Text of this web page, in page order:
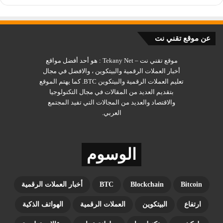
الربحية الآجلة لسنة واحدة 57.44.
السنوية تبلغ 0.50 دولار.
والآن، ينتظر المستثمرون بفارغ الصبر أن تنشر شركة إنتل نتائجها
السوق.
شركة مايكروسوفت ( MSFT)
عن موقع تقني نت
موقع تقني نت – Tekany Net : هو أحد أفضل مواقع
أخبار العملات الرقمية والبيتكوين ، والافضل في مجال
تعليم العملات الرقمية والبيتكوين BTC. كما يهتم الموقع
بتقديم العديد من المقالات في مجال التكنولوجيا
والاقتصاد والعديد من المجالات التي تفيد المجتمع
العربي.
الوسوم
Bitcoin
Blockchain
BTC أخبار العملات الرقمية
ارتفاع البيتكوين العملات الرقمية الهواتف الذكية